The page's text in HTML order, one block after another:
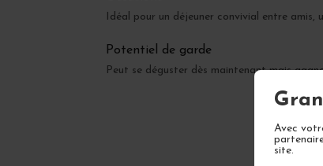
Avec
site.
Idéal pour un déjeuner convivial entre
Potentiel de garde
Peut se déguster dès maintenant mais